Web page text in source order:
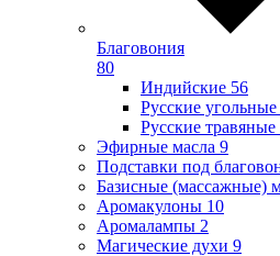
Благовония
80
Индийские 56
Русские угольные
Русские травяные
Эфирные масла 9
Подставки под
Базисные (массажные)
Аромакулоны 10
Аромалампы 2
Магические духи 9